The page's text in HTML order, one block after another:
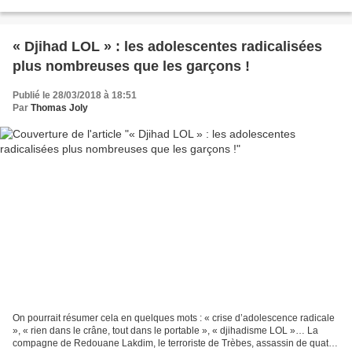
« Djihad LOL » : les adolescentes radicalisées
plus nombreuses que les garçons !
Publié le 28/03/2018 à 18:51
Par Thomas Joly
On pourrait résumer cela en quelques mots : « crise d’adolescence radicale
», « rien dans le crâne, tout dans le portable », « djihadisme LOL »… La
compagne de Redouane Lakdim, le terroriste de Trèbes, assassin de quatre